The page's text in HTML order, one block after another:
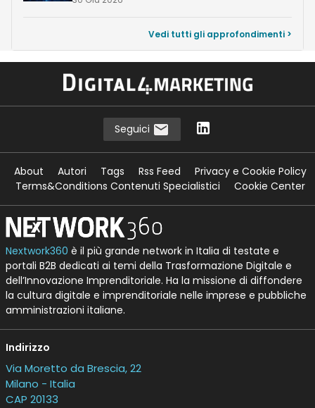
Vedi tutti gli approfondimenti >
Seguici
About Autori Tags Rss Feed
Privacy e Cookie Policy
Terms&Conditions Contenuti Specialistici
Cookie Center
Nextwork360 è il più grande network in Italia di testate e
portali B2B dedicati ai temi della Trasformazione Digitale e
dell’Innovazione Imprenditoriale. Ha la missione di diffondere
la cultura digitale e imprenditoriale nelle imprese e pubbliche
amministrazioni italiane.
Indirizzo
Via Moretto da Brescia, 22
Milano - Italia
CAP 20133